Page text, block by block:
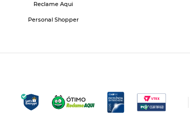
Reclame Aqui
Personal Shopper